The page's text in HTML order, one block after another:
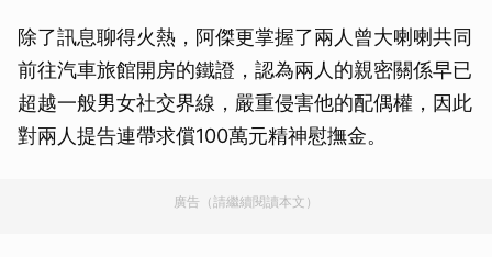
除了訊息聊得火熱，阿傑更掌握了兩人曾大喇喇共同
前往汽車旅館開房的鐵證，認為兩人的親密關係早已
超越一般男女社交界線，嚴重侵害他的配偶權，因此
對兩人提告連帶求償100萬元精神慰撫金。
廣告（請繼續閱讀本文）